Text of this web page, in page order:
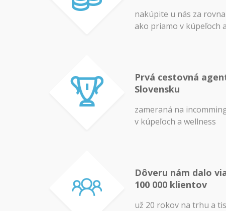
nakúpite u nás za
ako priamo v kúpeľoch
Prvá cestovná
Slovensku
zameraná na
v kúpeľoch a wellness
Dôveru nám dalo
100 000 klientov
už 20 rokov na trhu a